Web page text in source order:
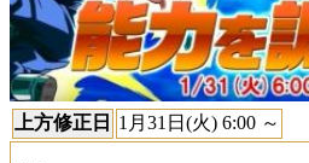
上方修正日 1月31日(火) 6:00 ～